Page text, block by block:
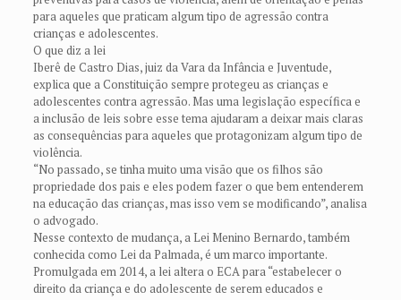
para aqueles que praticam algum tipo de agressão contra
crianças e adolescentes.
O que diz a lei
Iberê de Castro Dias, juiz da Vara da Infância e Juventude,
explica que a Constituição sempre protegeu as crianças e
adolescentes contra agressão. Mas uma legislação específica e
a inclusão de leis sobre esse tema ajudaram a deixar mais claras
as consequências para aqueles que protagonizam algum tipo de
violência.
“No passado, se tinha muito uma visão que os filhos são
propriedade dos pais e eles podem fazer o que bem entenderem
na educação das crianças, mas isso vem se modificando”, analisa
o advogado.
Nesse contexto de mudança, a Lei Menino Bernardo, também
conhecida como Lei da Palmada, é um marco importante.
Promulgada em 2014, a lei altera o ECA para “estabelecer o
direito da criança e do adolescente de serem educados e